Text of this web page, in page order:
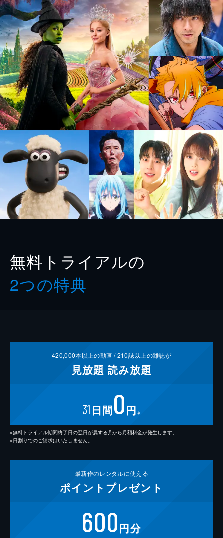
無料トライアルの
2つの特典
420,000本以上の動画 /210誌以上の雑誌が
見放題 読み放題
31 日間0円 ※
※無料トライアル期間終了日の翌日が属する月から月額料金が発生します。
※日割りでのご請求はいたしません。
最新作のレンタルに使える
ポイント プレゼント
600円分